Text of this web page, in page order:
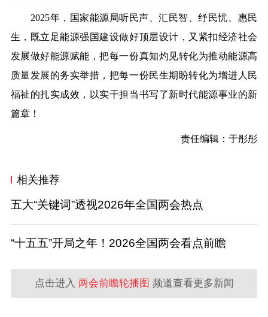
2025年，国家能源局听民声、汇民智、纾民忧、惠民
生，既立足能源强国建设做好顶层设计，又紧扣经济社会
发展做好能源赋能，把每一份真知灼见转化为推动能源高
质量发展的务实举措，把每一份民生期盼转化为增进人民
福祉的扎实成效，以实干担当书写了新时代能源事业的新
篇章！
责任编辑：于彤彤
相关推荐
五大“关键词”透视2026年全国两会热点
“十五五”开局之年！2026全国两会看点前瞻
点击进入 两会前瞻轮播图 频道查看更多新闻